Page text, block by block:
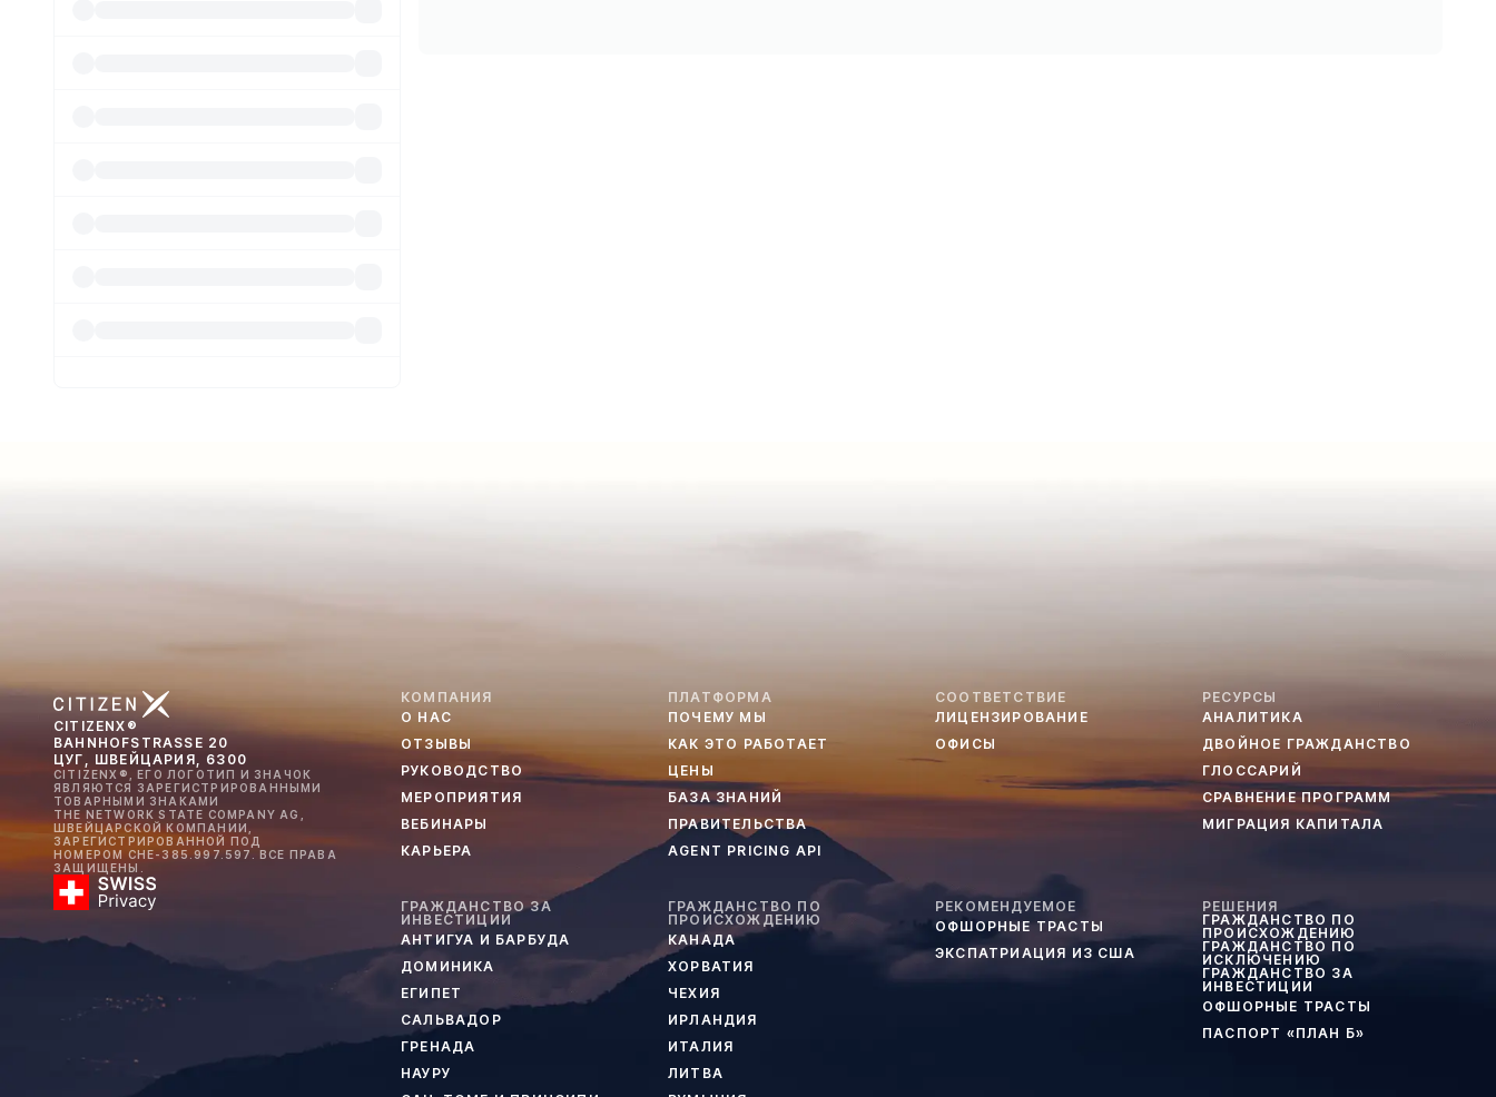
CITIZENX®
BAHNHOFSTRASSE 20
ЦУГ, ШВЕЙЦАРИЯ, 6300
CITIZENX®, ЕГО ЛОГОТИП И ЗНАЧОК
ЯВЛЯЮТСЯ ЗАРЕГИСТРИРОВАННЫМИ
ТОВАРНЫМИ ЗНАКАМИ
THE NETWORK STATE COMPANY AG,
ШВЕЙЦАРСКОЙ КОМПАНИИ,
ЗАРЕГИСТРИРОВАННОЙ ПОД
НОМЕРОМ CHE-385.997.597. ВСЕ ПРАВА
ЗАЩИЩЕНЫ.
КОМПАНИЯ
О НАС
ОТЗЫВЫ
РУКОВОДСТВО
МЕРОПРИЯТИЯ
ВЕБИНАРЫ
КАРЬЕРА
ПЛАТФОРМА
ПОЧЕМУ МЫ
КАК ЭТО РАБОТАЕТ
ЦЕНЫ
БАЗА ЗНАНИЙ
ПРАВИТЕЛЬСТВА
AGENT PRICING API
СООТВЕТСТВИЕ
ЛИЦЕНЗИРОВАНИЕ
ОФИСЫ
РЕСУРСЫ
АНАЛИТИКА
ДВОЙНОЕ ГРАЖДАНСТВО
ГЛОССАРИЙ
СРАВНЕНИЕ ПРОГРАММ
МИГРАЦИЯ КАПИТАЛА
ГРАЖДАНСТВО ЗА
ИНВЕСТИЦИИ
АНТИГУА И БАРБУДА
ДОМИНИКА
ЕГИПЕТ
САЛЬВАДОР
ГРЕНАДА
НАУРУ
ГРАЖДАНСТВО ПО
ПРОИСХОЖДЕНИЮ
КАНАДА
ХОРВАТИЯ
ЧЕХИЯ
ИРЛАНДИЯ
ИТАЛИЯ
ЛИТВА
РЕКОМЕНДУЕМОЕ
ОФШОРНЫЕ ТРАСТЫ
ЭКСПАТРИАЦИЯ ИЗ США
РЕШЕНИЯ
ГРАЖДАНСТВО ПО
ПРОИСХОЖДЕНИЮ
ГРАЖДАНСТВО ПО
ИСКЛЮЧЕНИЮ
ГРАЖДАНСТВО ЗА
ИНВЕСТИЦИИ
ОФШОРНЫЕ ТРАСТЫ
ПАСПОРТ «ПЛАН Б»